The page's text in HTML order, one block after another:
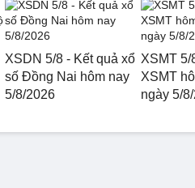
XSDN 5/8 - Kết quả xổ
số Đồng Nai hôm nay
5/8/2026
XSMT 5/
XSMT
ngày 5/